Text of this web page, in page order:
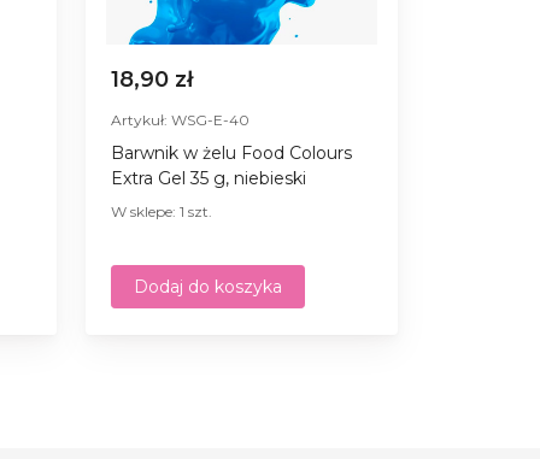
18,90 zł
Artykuł: WSG-E-40
Barwnik w żelu Food Colours
Extra Gel 35 g, niebieski
W sklepe: 1 szt.
Dodaj do koszyka